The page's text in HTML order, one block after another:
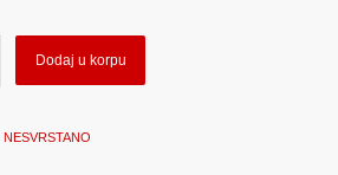
Dodaj u korpu
NESVRSTANO